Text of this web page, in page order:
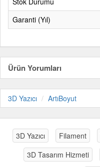
Garanti (Yıl)
Ürün Yorumları
3D Yazıcı ArtıBoyut
3D Yazıcı Filament
3D Tasarım Hizmeti